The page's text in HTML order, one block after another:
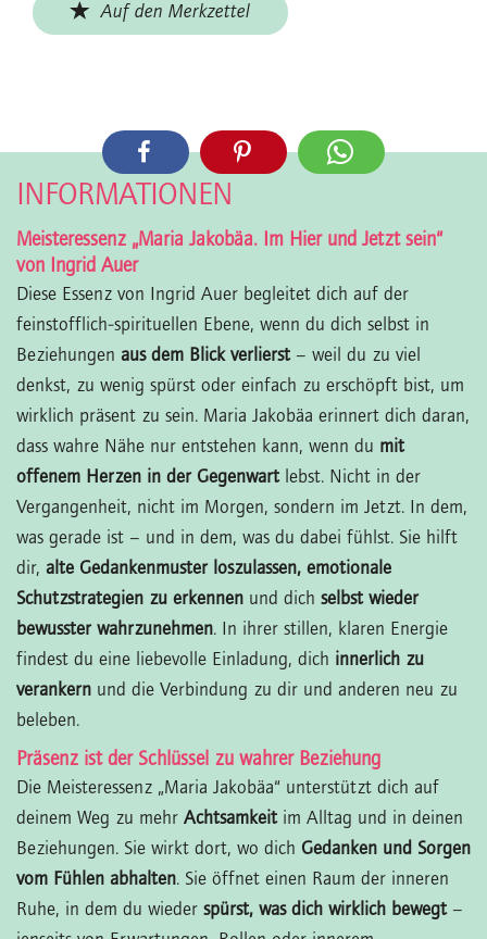
Auf den Merkzettel
INFORMATIONEN
Meisteressenz „Maria Jakobäa. Im Hier und Jetzt sein“
von Ingrid Auer
Diese Essenz von Ingrid Auer begleitet dich auf der
feinstofflich-spirituellen Ebene, wenn du dich selbst in
Beziehungen aus dem Blick verlierst– weil du zu viel
denkst, zu wenig spürst oder einfach zu erschöpft bist, um
wirklich präsent zu sein. Maria Jakobäa erinnert dich daran,
dass wahre Nähe nur entstehen kann, wenn du mit
offenem Herzen in der Gegenwart lebst. Nicht in der
Vergangenheit, nicht im Morgen, sondern im Jetzt. In dem,
was gerade ist – und in dem, was du dabei fühlst. Sie hilft
dir, alte Gedankenmuster loszulassen, emotionale
Schutzstrategien zu erkennen und dich selbst wieder
bewusster wahrzunehmen. In ihrer stillen, klaren Energie
findest du eine liebevolle Einladung, dich innerlich zu
verankern und die Verbindung zu dir und anderen neu zu
beleben.
Präsenz ist der Schlüssel zu wahrer Beziehung
Die Meisteressenz „Maria Jakobäa“ unterstützt dich auf
deinem Weg zu mehr Achtsamkeit im Alltag und in deinen
Beziehungen. Sie wirkt dort, wo dich Gedanken und Sorgen
vom Fühlen abhalten. Sie öffnet einen Raum der inneren
Ruhe, in dem du wieder spürst, was dich wirklich bewegt–